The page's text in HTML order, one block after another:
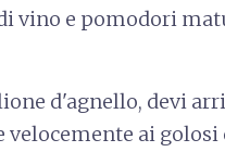
vino e pomodori
d'agnello, devi
velocemente ai golosi